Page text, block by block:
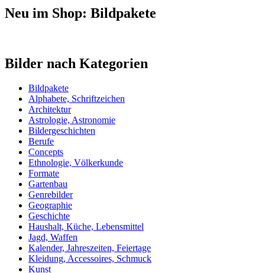
Neu im Shop: Bildpakete
Bilder nach Kategorien
Bildpakete
Alphabete, Schriftzeichen
Architektur
Astrologie, Astronomie
Bildergeschichten
Berufe
Concepts
Ethnologie, Völkerkunde
Formate
Gartenbau
Genrebilder
Geographie
Geschichte
Haushalt, Küche, Lebensmittel
Jagd, Waffen
Kalender, Jahreszeiten, Feiertage
Kleidung, Accessoires, Schmuck
Kunst